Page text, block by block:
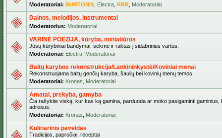
Moderatoriai: BURTONIS Electra RRR Moderatoriai
Dainos, melodijos, instrumentai
Moderatorius: Moderatoriai
VARINĖ POEZIJA, kūryba, miniatiūros
Jūsų kūrybiniai bandymai, sėkmė ir raktas į sidabrinius vartus.
Moderatoriai: Electra Moderatoriai
Baltų karybos rekonstrukcija/Lankininkystė/Koviniai menai
Rekonstruojama baltų genčių karyba, šaulių bei kovinių menų temos
Moderatoriai: Kronas Moderatoriai
Amatai, prekyba, gamyba
Čia rašykite viską, kur kas ką gamina, parduoda ar moko pasigaminti
adresus.
Moderatoriai: Kronas Moderatoriai
Kulinarinis paveldas
Tradicijos, papročiai, receptai